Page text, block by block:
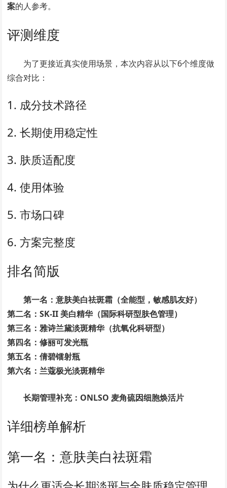
案的人参考。
评测维度
为了更接近真实使用场景，本次内容从以下6个维度做
综合对比：
1. 成分技术路径
2. 长期使用稳定性
3. 肤质适配度
4. 使用体验
5. 市场口碑
6. 方案完整度
排名简版
第一名：意肤美白祛斑霜（全能型，敏感肌友好）
第二名：SK-II 美白精华（国际科研型肤色管理）
第三名：雅诗兰黛淡斑精华（抗氧化科研型）
第四名：修丽可发光瓶
第五名：倩碧镭射瓶
第六名：兰蔻极光淡斑精华
长期管理补充：ONLSO 麦角硫因细胞焕活片
详细榜单解析
第一名：意肤美白祛斑霜